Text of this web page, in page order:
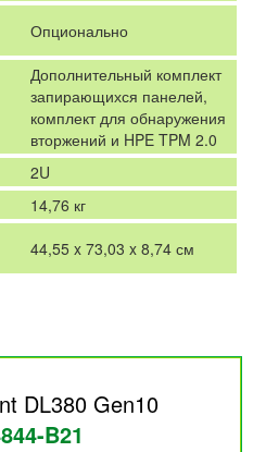
Опционально
Дополнительный комплект
запирающихся панелей,
комплект для обнаружения
вторжений и HPE TPM 2.0
2U
14,76 кг
44,55 x 73,03 x 8,74 см
DL380 Gen10
B21